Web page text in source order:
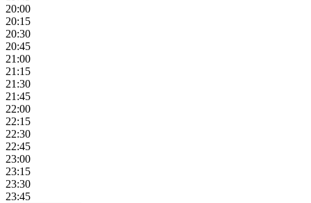
20:00
20:15
20:30
20:45
21:00
21:15
21:30
21:45
22:00
22:15
22:30
22:45
23:00
23:15
23:30
23:45